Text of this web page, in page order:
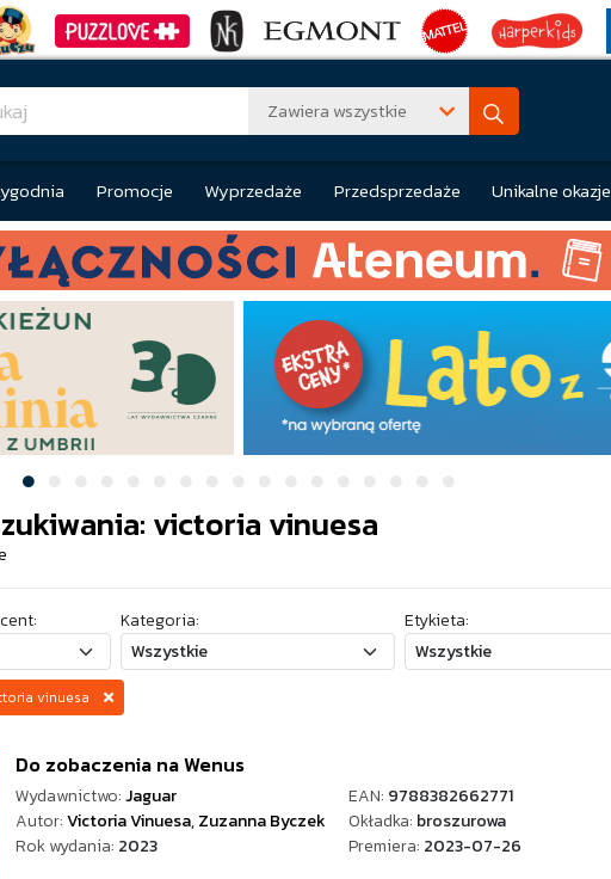
Zawiera wszystkie
Promocje Wyprzedaże Przedsprzedaże Unikalne okazje
victoria vinuesa
Kategoria: Etykieta:
vinuesa
Do zobaczenia na Wenus
Wydawnictwo:Jaguar EAN: 9788382662771
Autor:Victoria Vinuesa,Zuzanna Byczek Okładka: broszurowa
Rok wydania: 2023 Premiera: 2023-07-26